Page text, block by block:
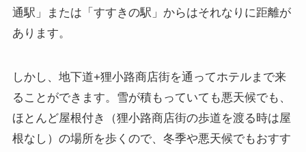
通駅」または「すすきの駅」からはそれなりに距離が
あります。
しかし、地下道+狸小路商店街を通ってホテルまで来
ることができます。雪が積もっていても悪天候でも、
ほとんど屋根付き（狸小路商店街の歩道を渡る時は屋
根なし）の場所を歩くので、冬季や悪天候でもおすす